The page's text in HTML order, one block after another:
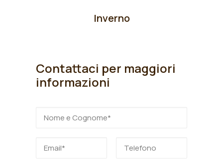
Inverno
Contattaci per maggiori
informazioni